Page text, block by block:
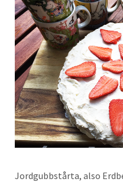
Jordgubb­står­ta, also